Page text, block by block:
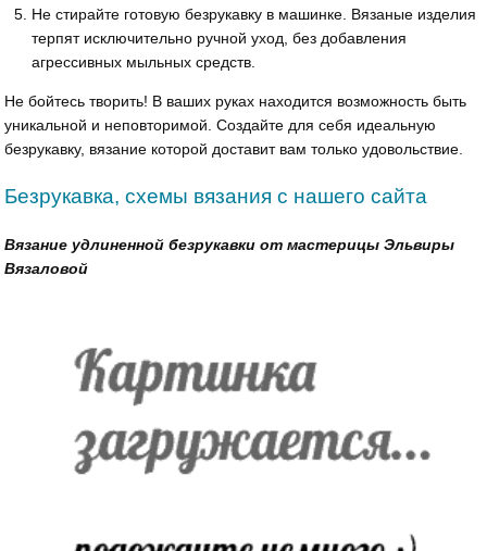
Не стирайте готовую безрукавку в машинке. Вязаные изделия
терпят исключительно ручной уход, без добавления
агрессивных мыльных средств.
Не бойтесь творить! В ваших руках находится возможность быть
уникальной и неповторимой. Создайте для себя идеальную
безрукавку, вязание которой доставит вам только удовольствие.
Безрукавка, схемы вязания с нашего сайта
Вязание удлиненной безрукавки от мастерицы Эльвиры
Вязаловой